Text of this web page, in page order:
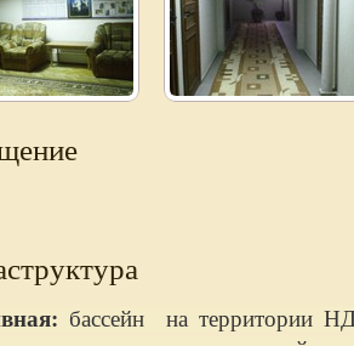
бассейн на территории